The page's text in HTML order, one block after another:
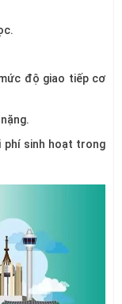
độ giao tiếp cơ
phí sinh hoạt trong